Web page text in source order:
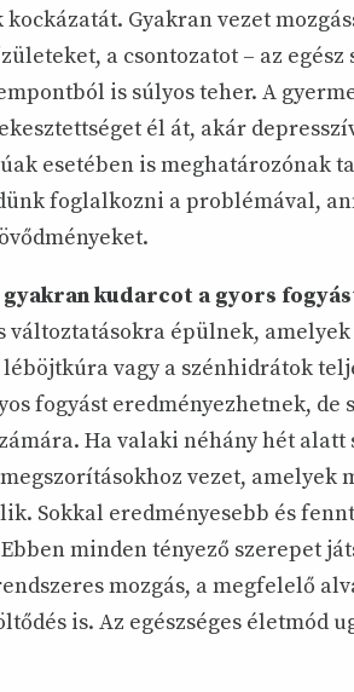
Gyakran vezet
a csontozatot – az
is súlyos teher. A
él át, akár
esetében is meghatározónak
foglalkozni a problémával,
kudarcot a gyors
változtatásokra épülnek,
vagy a szénhidrátok
fogyást eredményezhetnek, de
Ha valaki néhány hét
vezet, amelyek
Sokkal eredményesebb és
minden tényező szerepet
mozgás, a megfelelő
is. Az egészséges életmód